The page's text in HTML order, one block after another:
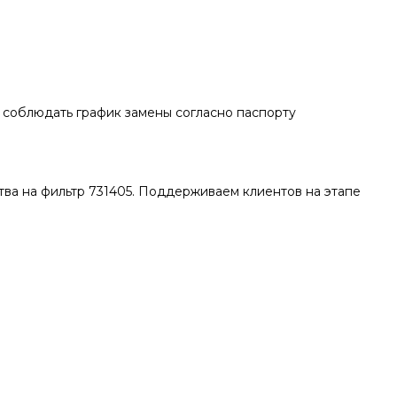
график замены согласно паспорту
на фильтр 731405. Поддерживаем клиентов на этапе